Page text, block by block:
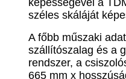
széles skáláját
A főbb műszaki
szállítószalag és a
rendszer, a
665 mm x